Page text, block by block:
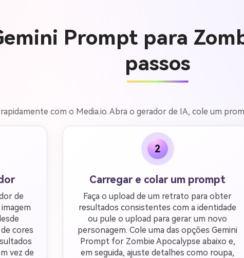
Prompt para
passos
com o Media.io. Abra o gerador de IA, cole um
de
cores
vez de
2
Carregar e colar um prompt
Faça o upload de um retrato para obter
resultados consistentes com a identidade
ou pule o upload para gerar um novo
personagem. Cole uma das opções Gemini
Prompt for Zombie Apocalypse abaixo e,
em seguida, ajuste detalhes como roupa,